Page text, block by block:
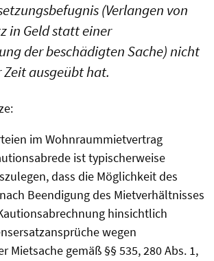
(Verlangen von
in Geld statt einer
der beschädigten Sache) nicht
ausgeübt hat.
im Wohnraummietvertrag
ist typischerweise
dass die Möglichkeit des
Beendigung des Mietverhältnisses
hinsichtlich
wegen
Mietsache gemäß §§ 535, 280 Abs. 1,